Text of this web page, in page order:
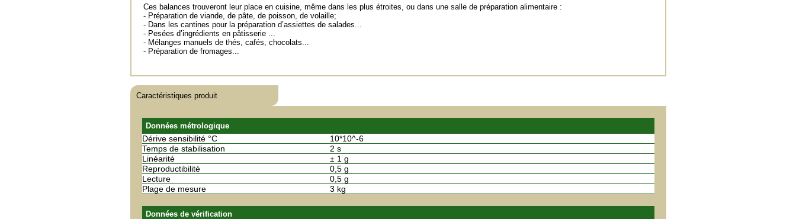
Ces balances trouveront leur place en cuisine, même dans les plus étroites, ou dans une salle de préparation alimentaire :
- Préparation de viande, de pâte, de poisson, de volaille;
- Dans les cantines pour la préparation d’assiettes de salades...
- Pesées d’ingrédients en pâtisserie ...
- Mélanges manuels de thés, cafés, chocolats...
- Préparation de fromages...
Caractéristiques produit
Données métrologique
Dérive sensibilité °C
10*10^-6
Temps de stabilisation
2 s
Linéarité
± 1 g
Reproductibilité
0,5 g
Lecture
0,5 g
Plage de mesure
3 kg
Données de vérification